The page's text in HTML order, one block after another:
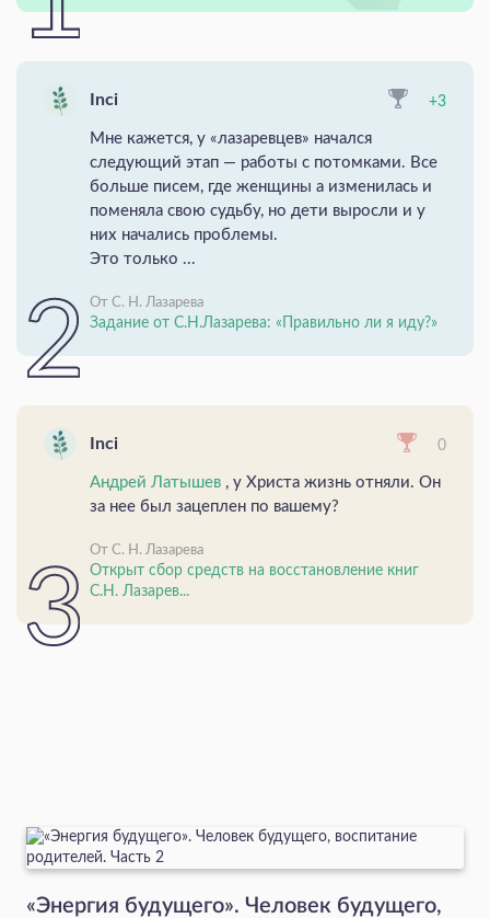
Inci +3
Мне кажется, у «лазаревцев» начался
следующий этап — работы с потомками. Все
больше писем, где женщины а изменилась и
поменяла свою судьбу, но дети выросли и у
них начались проблемы.
Это только ...
От С. Н. Лазарева
Задание от С.Н.Лазарева: «Правильно ли я иду?»
Inci 0
Андрей Латышев , у Христа жизнь отняли. Он
за нее был зацеплен по вашему?
От С. Н. Лазарева
Открыт сбор средств на восстановление книг
С.Н. Лазарев...
«Энергия будущего». Человек будущего,